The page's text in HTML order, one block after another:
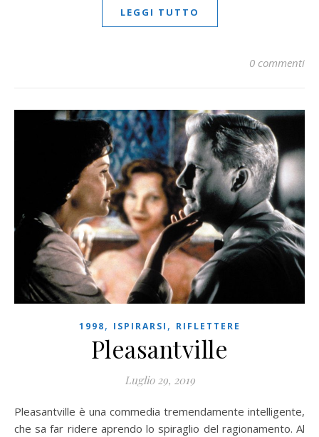
LEGGI TUTTO
0 commenti
1998, ISPIRARSI , RIFLETTERE
Pleasantville
Luglio 29, 2019
Pleasantville è una commedia tremendamente intelligente,
che sa far ridere aprendo lo spiraglio del ragionamento. Al